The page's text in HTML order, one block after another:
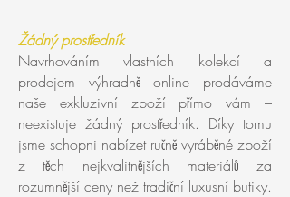
Žádný prostředník
Navrhováním vlastních kolekcí a
prodejem výhradně online prodáváme
naše exkluzivní zboží přímo vám –
neexistuje žádný prostředník. Díky tomu
jsme schopni nabízet ručně vyráběné zboží
z těch nejkvalitnějších materiálů za
rozumnější ceny než tradiční luxusní butiky.